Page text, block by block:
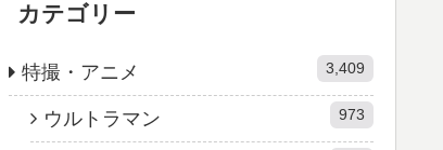
カテゴリー
特撮・アニメ 3,409
ウルトラマン 973